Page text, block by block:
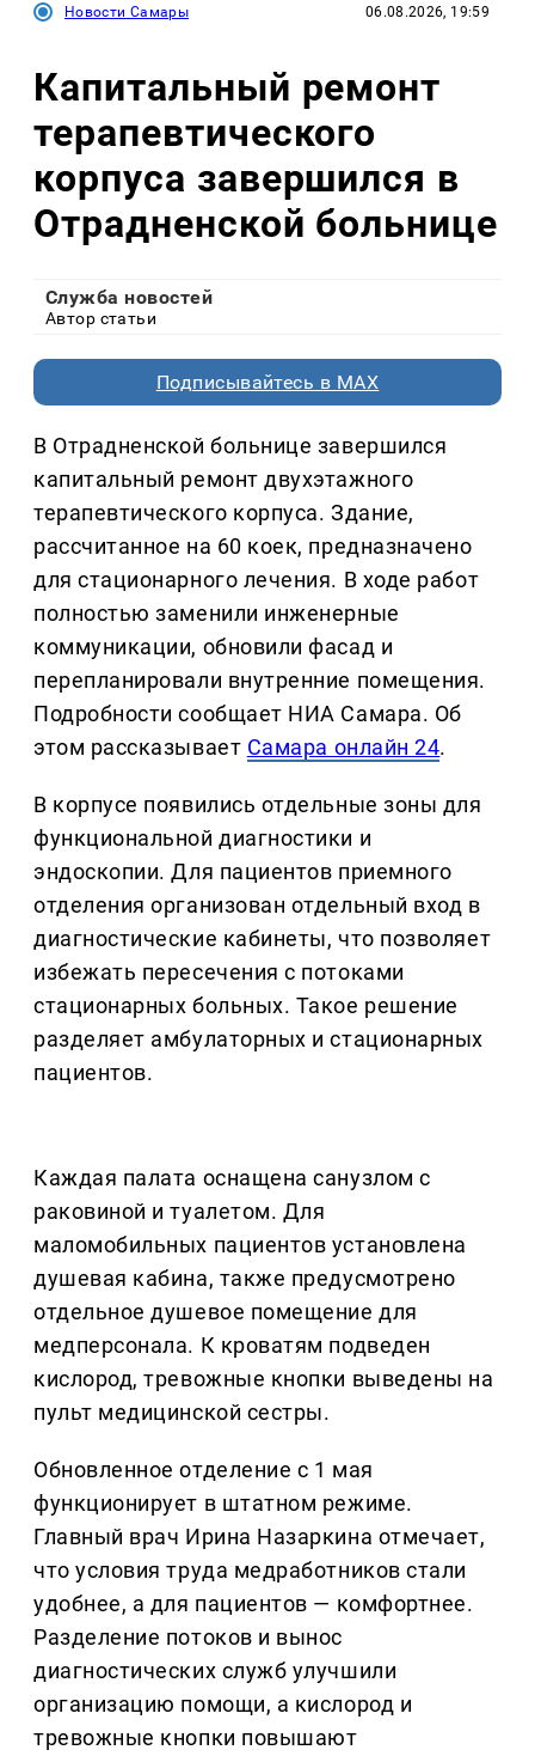
Новости Самары 06.08.2026, 19:59
Капитальный ремонт
терапевтического
корпуса завершился в
Отрадненской больнице
Служба новостей
Автор статьи
Подписывайтесь в MAX
В Отрадненской больнице завершился
капитальный ремонт двухэтажного
терапевтического корпуса. Здание,
рассчитанное на 60 коек, предназначено
для стационарного лечения. В ходе работ
полностью заменили инженерные
коммуникации, обновили фасад и
перепланировали внутренние помещения.
Подробности сообщает НИА Самара. Об
этом рассказывает Самара онлайн 24.
В корпусе появились отдельные зоны для
функциональной диагностики и
эндоскопии. Для пациентов приемного
отделения организован отдельный вход в
диагностические кабинеты, что позволяет
избежать пересечения с потоками
стационарных больных. Такое решение
разделяет амбулаторных и стационарных
пациентов.
Каждая палата оснащена санузлом с
раковиной и туалетом. Для
маломобильных пациентов установлена
душевая кабина, также предусмотрено
отдельное душевое помещение для
медперсонала. К кроватям подведен
кислород, тревожные кнопки выведены на
пульт медицинской сестры.
Обновленное отделение с 1 мая
функционирует в штатном режиме.
Главный врач Ирина Назаркина отмечает,
что условия труда медработников стали
удобнее, а для пациентов — комфортнее.
Разделение потоков и вынос
диагностических служб улучшили
организацию помощи, а кислород и
тревожные кнопки повышают